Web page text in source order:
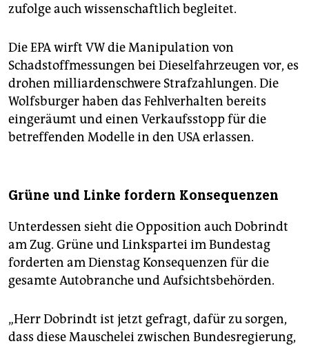
zufolge auch wissenschaftlich begleitet.
Die EPA wirft VW die Manipulation von
Schadstoffmessungen bei Dieselfahrzeugen vor, es
drohen milliardenschwere Strafzahlungen. Die
Wolfsburger haben das Fehlverhalten bereits
eingeräumt und einen Verkaufsstopp für die
betreffenden Modelle in den USA erlassen.
Grüne und Linke fordern Konsequenzen
Unterdessen sieht die Opposition auch Dobrindt
am Zug. Grüne und Linkspartei im Bundestag
forderten am Dienstag Konsequenzen für die
gesamte Autobranche und Aufsichtsbehörden.
„Herr Dobrindt ist jetzt gefragt, dafür zu sorgen,
dass diese Mauschelei zwischen Bundesregierung,